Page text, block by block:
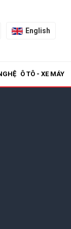
English
Ô TÔ - XE MÁY